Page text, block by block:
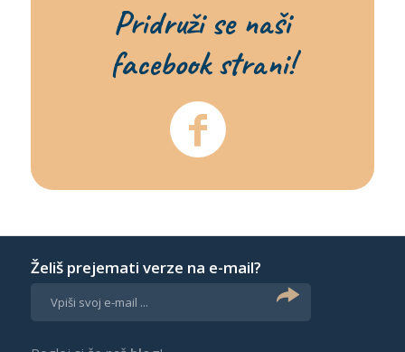
Pridruži se naši
facebook strani!
Želiš prejemati verze na e-mail?